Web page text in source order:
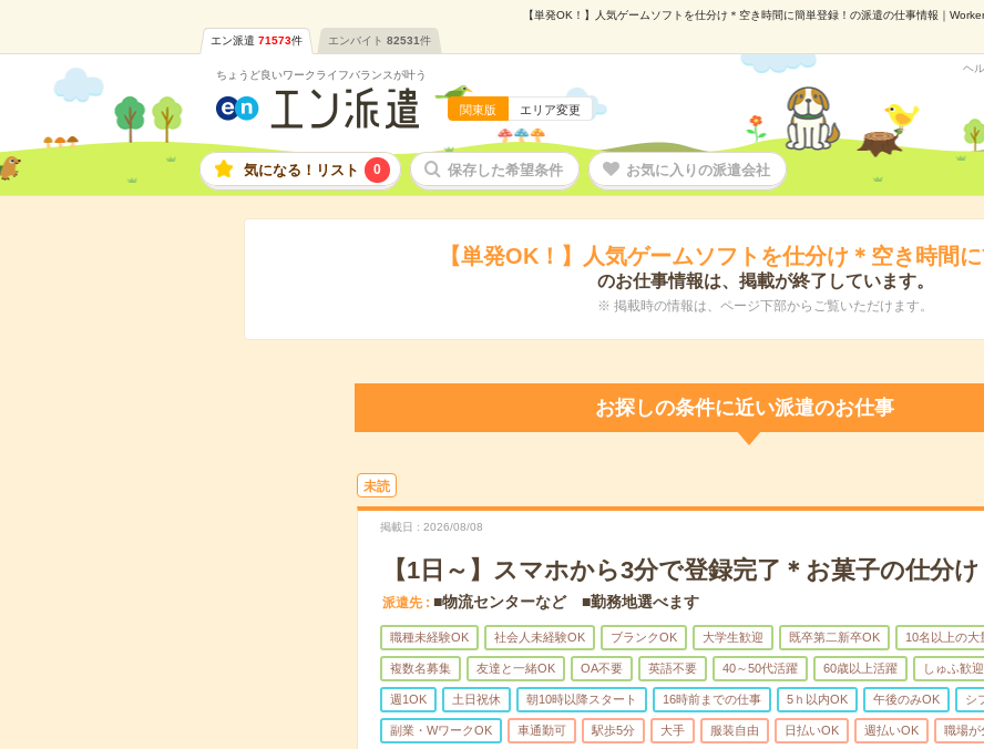
【単発OK！】人気ゲームソフトを仕分け＊空き時間に簡単登録！の派遣の仕事情報｜
エン派遣 71573件 エンバイト 82531件
ちょうど良いワークライフバランスが叶う
関東版 エリア変更
ヘ
気になる！リスト 0 保存した希望条件 お気に入りの派遣会社
【単発OK！】人気ゲームソフトを仕分け＊空き時間に
のお仕事情報は、掲載が終了しています。
※ 掲載時の情報は、ページ下部からご覧いただけます。
お探しの条件に近い派遣のお仕事
未読
掲載日 2026/08/08
【1日～】スマホから3分で登録完了＊お菓子の仕分け
派遣先 ■物流センターなど ■勤務地選べます
職種未経験OK 社会人未経験OK ブランクOK 大学生歓迎 既卒第二新卒OK 10名以上の大
複数名募集 友達と一緒OK OA不要 英語不要 40～50代活躍 60歳以上活躍 しゅふ歓迎
週1OK 土日祝休 朝10時以降スタート 16時前までの仕事 5ｈ以内OK 午後のみOK シ
副業・WワークOK 車通勤可 駅歩5分 大手 服装自由 日払いOK 週払いOK 職場が